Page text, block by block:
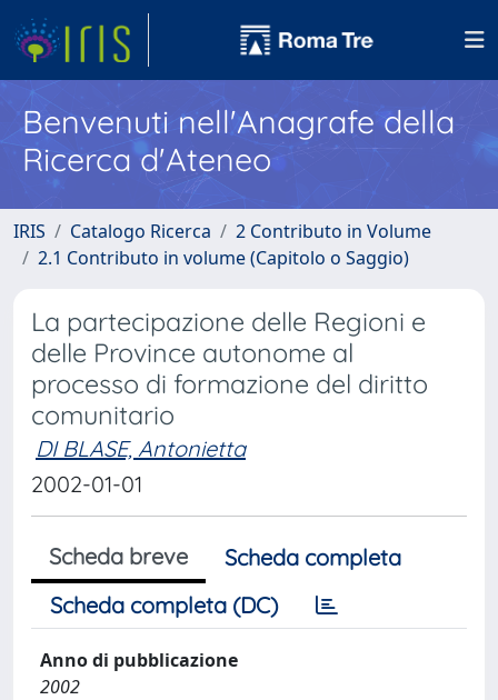
Benvenuti nell'Anagrafe della
Ricerca d'Ateneo
IRIS Catalogo Ricerca
2 Contributo in Volume
2.1 Contributo in volume (Capitolo o Saggio)
La partecipazione delle Regioni e
delle Province autonome al
processo di formazione del diritto
comunitario
DI BLASE, Antonietta
2002-01-01
Scheda breve
Scheda completa
Scheda completa (DC)
Anno di pubblicazione
2002